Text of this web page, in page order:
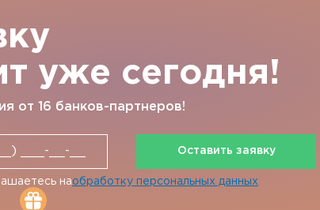
уже сегодня!
от 16 банков-партнеров!
Оставить заявку
наобработку персональных данных